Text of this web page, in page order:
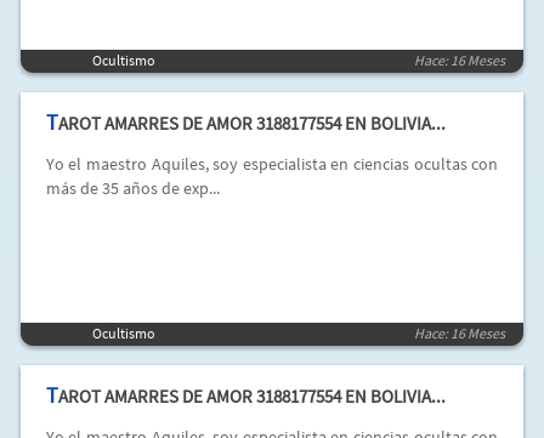
Ocultismo Hace: 16 Meses
TAROT AMARRES DE AMOR 3188177554 EN BOLIVIA...
Yo el maestro Aquiles, soy especialista en ciencias ocultas con
más de 35 años de exp...
Ocultismo Hace: 16 Meses
TAROT AMARRES DE AMOR 3188177554 EN BOLIVIA...